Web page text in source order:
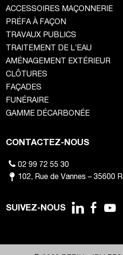
ACCESSOIRES MAÇONNERIE
PRÉFA À FAÇON
TRAVAUX PUBLICS
TRAITEMENT DE L’EAU
AMÉNAGEMENT EXTÉRIEUR
CLÔTURES
FAÇADES
FUNÉRAIRE
GAMME DÉCARBONÉE
CONTACTEZ-NOUS
02 99 72 55 30
102 Rue de Vannes –35600
SUIVEZ-NOUS